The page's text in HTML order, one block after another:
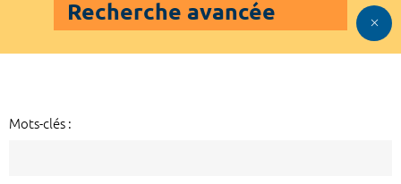
Recherche avancée
Mots-clés :